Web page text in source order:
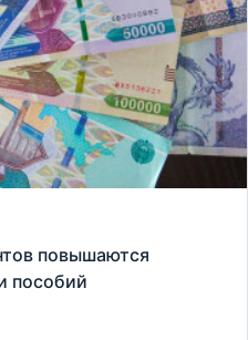
повышаются
пособий